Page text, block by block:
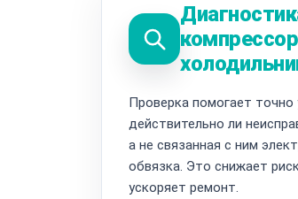
Проверка помогает точно
действительно ли
а не связанная с ним
обвязка. Это снижает
ускоряет ремонт.